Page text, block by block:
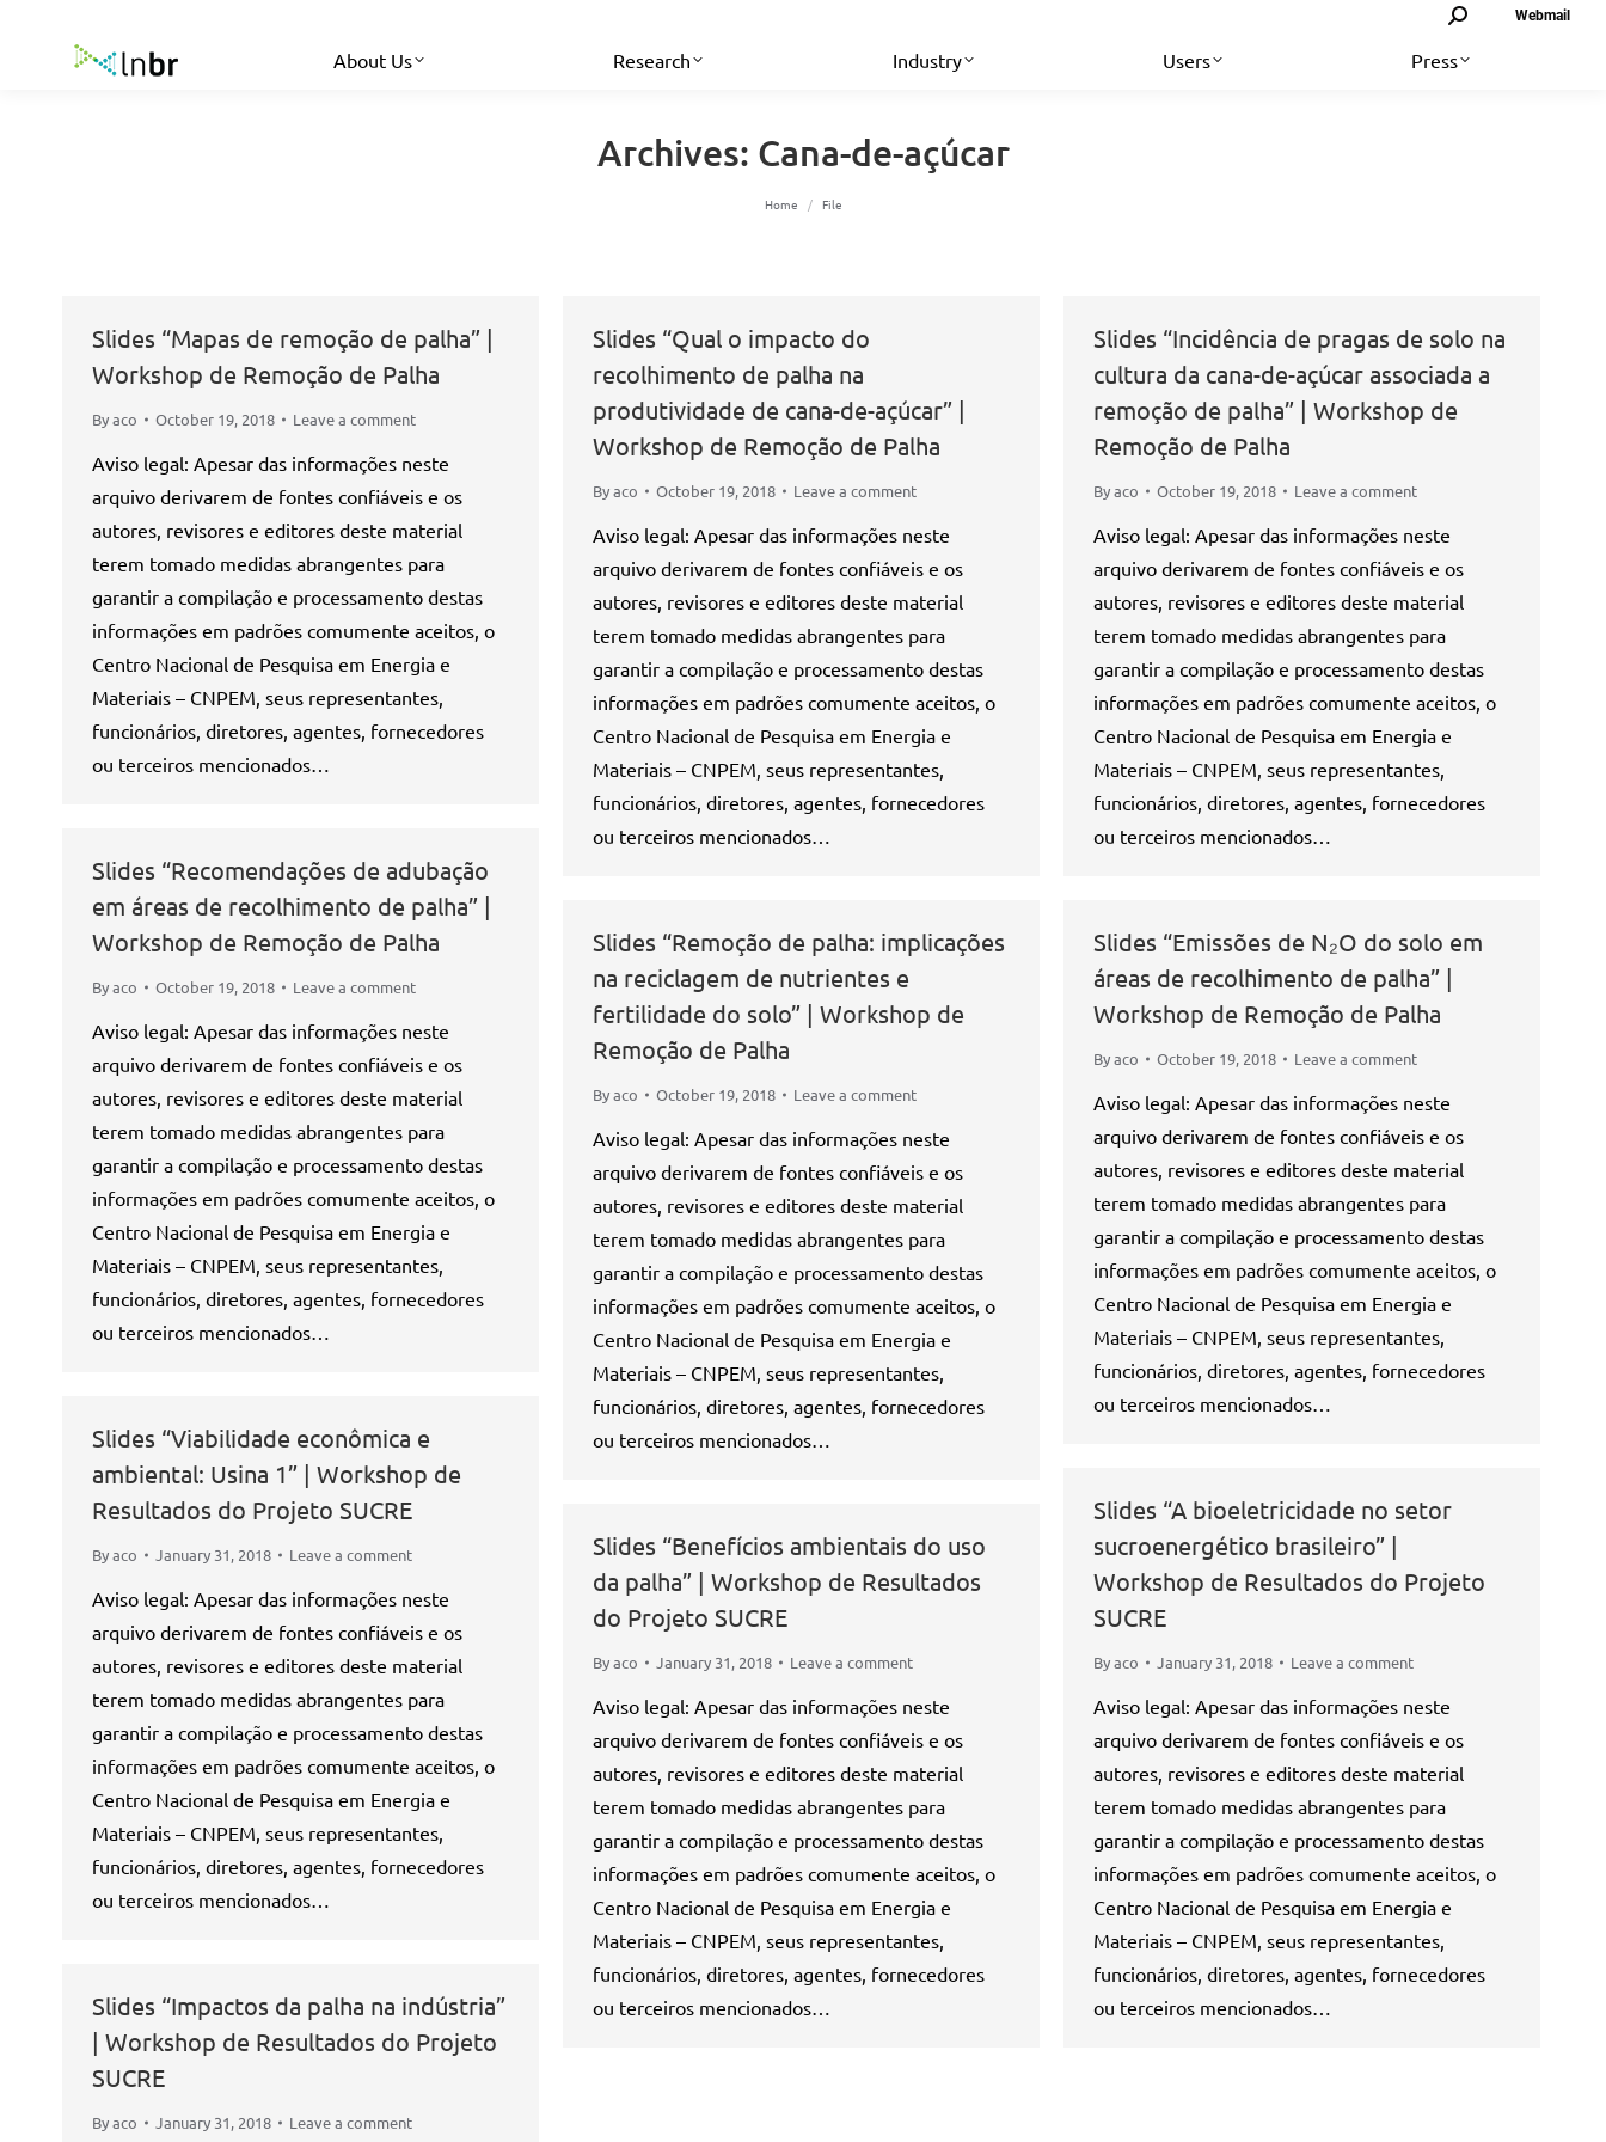
Search: Webmail
About Us Research Industry Users Press
Archives: Cana-de-açúcar
You are here:
Home File
Slides “Mapas de remoção de palha” |
Workshop de Remoção de Palha
Byaco October 19, 2018 Leave a comment
Aviso legal: Apesar das informações neste
arquivo derivarem de fontes confiáveis e os
autores, revisores e editores deste material
terem tomado medidas abrangentes para
garantir a compilação e processamento destas
informações em padrões comumente aceitos, o
Centro Nacional de Pesquisa em Energia e
Materiais – CNPEM, seus representantes,
funcionários, diretores, agentes, fornecedores
ou terceiros mencionados…
Slides “Qual o impacto do
recolhimento de palha na
produtividade de cana-de-açúcar” |
Workshop de Remoção de Palha
Byaco October 19, 2018 Leave a comment
Aviso legal: Apesar das informações neste
arquivo derivarem de fontes confiáveis e os
autores, revisores e editores deste material
terem tomado medidas abrangentes para
garantir a compilação e processamento destas
informações em padrões comumente aceitos, o
Centro Nacional de Pesquisa em Energia e
Materiais – CNPEM, seus representantes,
funcionários, diretores, agentes, fornecedores
ou terceiros mencionados…
Slides “Incidência de pragas de solo na
cultura da cana-de-açúcar associada a
remoção de palha” | Workshop de
Remoção de Palha
Byaco October 19, 2018 Leave a comment
Aviso legal: Apesar das informações neste
arquivo derivarem de fontes confiáveis e os
autores, revisores e editores deste material
terem tomado medidas abrangentes para
garantir a compilação e processamento destas
informações em padrões comumente aceitos, o
Centro Nacional de Pesquisa em Energia e
Materiais – CNPEM, seus representantes,
funcionários, diretores, agentes, fornecedores
ou terceiros mencionados…
Slides “Recomendações de adubação
em áreas de recolhimento de palha” |
Workshop de Remoção de Palha
Byaco October 19, 2018 Leave a comment
Aviso legal: Apesar das informações neste
arquivo derivarem de fontes confiáveis e os
autores, revisores e editores deste material
terem tomado medidas abrangentes para
garantir a compilação e processamento destas
informações em padrões comumente aceitos, o
Centro Nacional de Pesquisa em Energia e
Materiais – CNPEM, seus representantes,
funcionários, diretores, agentes, fornecedores
ou terceiros mencionados…
Slides “Remoção de palha: implicações
na reciclagem de nutrientes e
fertilidade do solo” | Workshop de
Remoção de Palha
Byaco October 19, 2018 Leave a comment
Aviso legal: Apesar das informações neste
arquivo derivarem de fontes confiáveis e os
autores, revisores e editores deste material
terem tomado medidas abrangentes para
garantir a compilação e processamento destas
informações em padrões comumente aceitos, o
Centro Nacional de Pesquisa em Energia e
Materiais – CNPEM, seus representantes,
funcionários, diretores, agentes, fornecedores
ou terceiros mencionados…
Slides “Emissões de N₂O do solo em
áreas de recolhimento de palha” |
Workshop de Remoção de Palha
Byaco October 19, 2018 Leave a comment
Aviso legal: Apesar das informações neste
arquivo derivarem de fontes confiáveis e os
autores, revisores e editores deste material
terem tomado medidas abrangentes para
garantir a compilação e processamento destas
informações em padrões comumente aceitos, o
Centro Nacional de Pesquisa em Energia e
Materiais – CNPEM, seus representantes,
funcionários, diretores, agentes, fornecedores
ou terceiros mencionados…
Slides “Viabilidade econômica e
ambiental: Usina 1” | Workshop de
Resultados do Projeto SUCRE
Byaco January 31, 2018 Leave a comment
Aviso legal: Apesar das informações neste
arquivo derivarem de fontes confiáveis e os
autores, revisores e editores deste material
terem tomado medidas abrangentes para
garantir a compilação e processamento destas
informações em padrões comumente aceitos, o
Centro Nacional de Pesquisa em Energia e
Materiais – CNPEM, seus representantes,
funcionários, diretores, agentes, fornecedores
ou terceiros mencionados…
Slides “A bioeletricidade no setor
sucroenergético brasileiro” |
Workshop de Resultados do Projeto
SUCRE
Byaco January 31, 2018 Leave a comment
Aviso legal: Apesar das informações neste
arquivo derivarem de fontes confiáveis e os
autores, revisores e editores deste material
terem tomado medidas abrangentes para
garantir a compilação e processamento destas
informações em padrões comumente aceitos, o
Centro Nacional de Pesquisa em Energia e
Materiais – CNPEM, seus representantes,
funcionários, diretores, agentes, fornecedores
ou terceiros mencionados…
Slides “Benefícios ambientais do uso
da palha” | Workshop de Resultados
do Projeto SUCRE
Byaco January 31, 2018 Leave a comment
Aviso legal: Apesar das informações neste
arquivo derivarem de fontes confiáveis e os
autores, revisores e editores deste material
terem tomado medidas abrangentes para
garantir a compilação e processamento destas
informações em padrões comumente aceitos, o
Centro Nacional de Pesquisa em Energia e
Materiais – CNPEM, seus representantes,
funcionários, diretores, agentes, fornecedores
ou terceiros mencionados…
Slides “Impactos da palha na indústria”
| Workshop de Resultados do Projeto
SUCRE
Byaco January 31, 2018 Leave a comment